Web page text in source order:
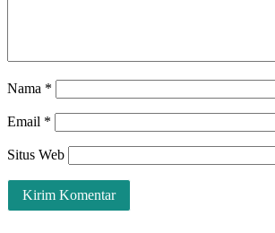
Nama *
Email *
Situs Web